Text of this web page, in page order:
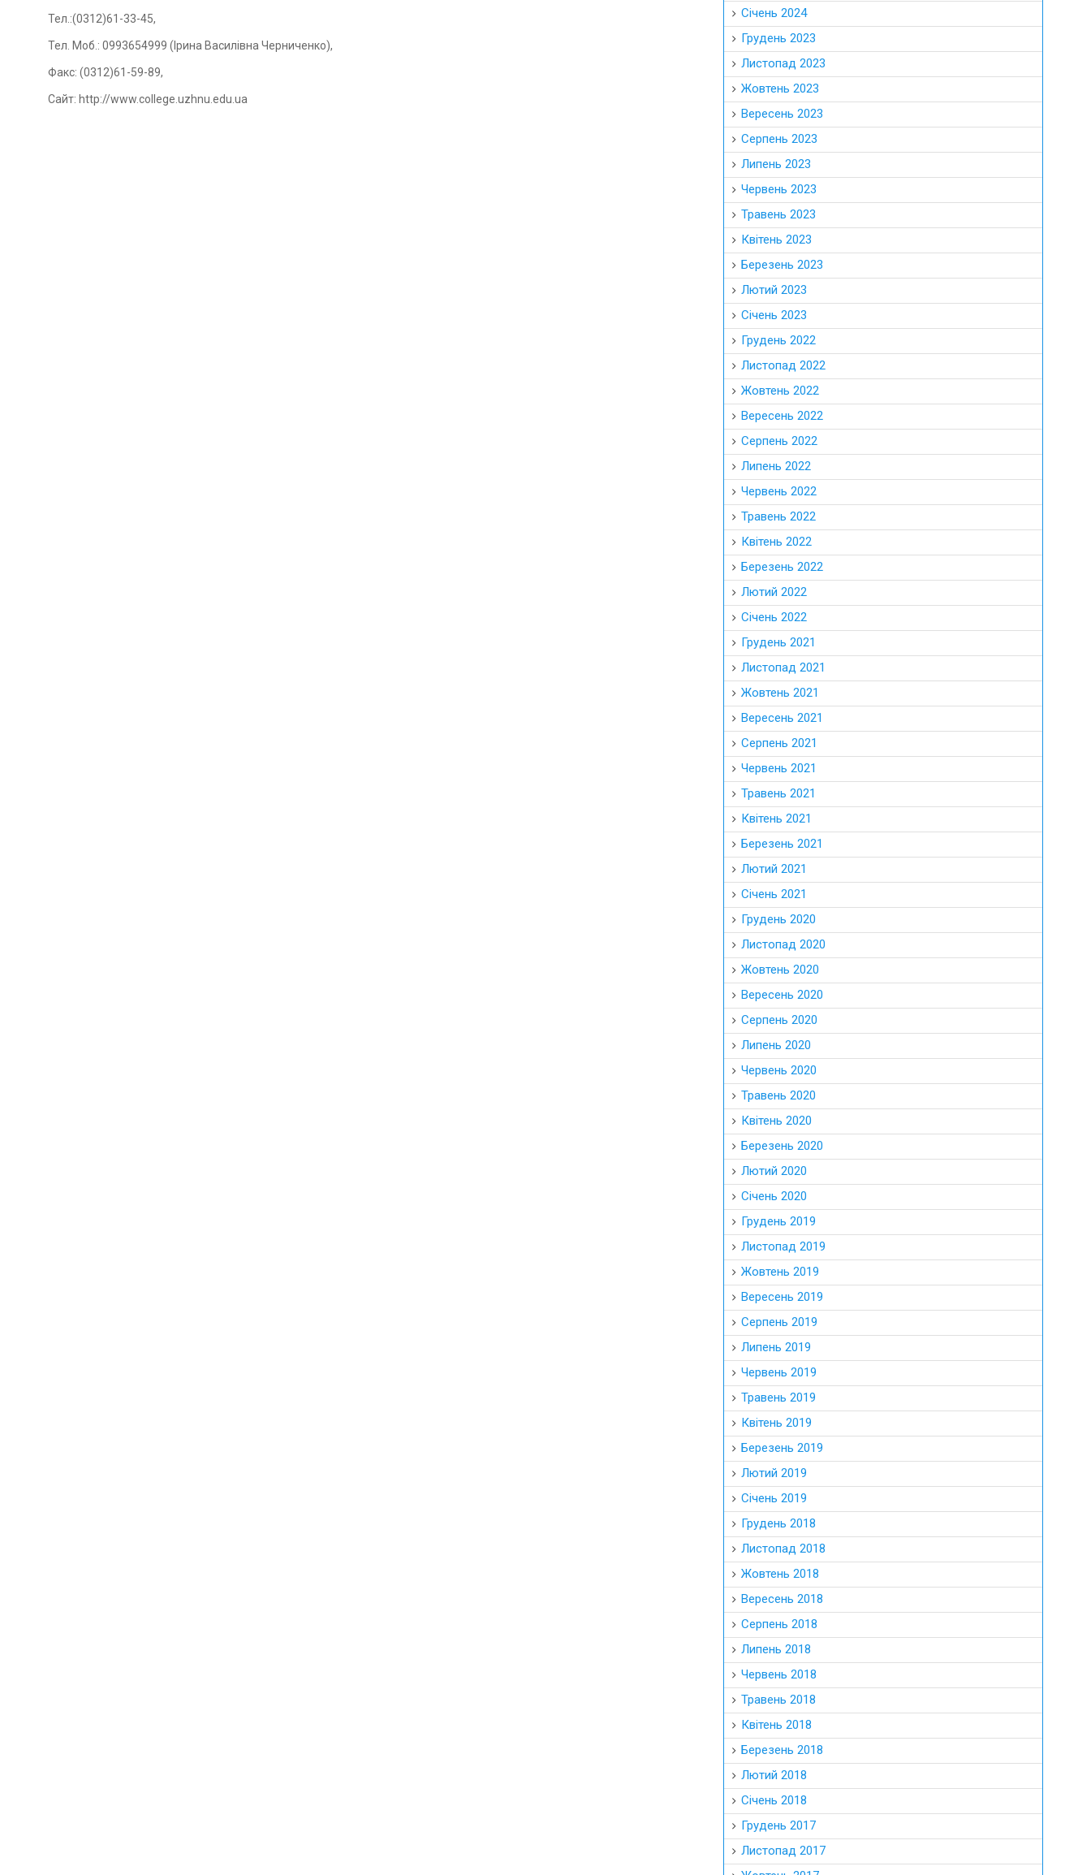
Тел.:(0312)61-33-45,
Тел. Моб.: 0993654999 (Ірина Василівна Черниченко),
Факс: (0312)61-59-89,
Сайт: http://www.college.uzhnu.edu.ua
Січень 2024
Грудень 2023
Листопад 2023
Жовтень 2023
Вересень 2023
Серпень 2023
Липень 2023
Червень 2023
Травень 2023
Квітень 2023
Березень 2023
Лютий 2023
Січень 2023
Грудень 2022
Листопад 2022
Жовтень 2022
Вересень 2022
Серпень 2022
Липень 2022
Червень 2022
Травень 2022
Квітень 2022
Березень 2022
Лютий 2022
Січень 2022
Грудень 2021
Листопад 2021
Жовтень 2021
Вересень 2021
Серпень 2021
Червень 2021
Травень 2021
Квітень 2021
Березень 2021
Лютий 2021
Січень 2021
Грудень 2020
Листопад 2020
Жовтень 2020
Вересень 2020
Серпень 2020
Липень 2020
Червень 2020
Травень 2020
Квітень 2020
Березень 2020
Лютий 2020
Січень 2020
Грудень 2019
Листопад 2019
Жовтень 2019
Вересень 2019
Серпень 2019
Липень 2019
Червень 2019
Травень 2019
Квітень 2019
Березень 2019
Лютий 2019
Січень 2019
Грудень 2018
Листопад 2018
Жовтень 2018
Вересень 2018
Серпень 2018
Липень 2018
Червень 2018
Травень 2018
Квітень 2018
Березень 2018
Лютий 2018
Січень 2018
Грудень 2017
Листопад 2017